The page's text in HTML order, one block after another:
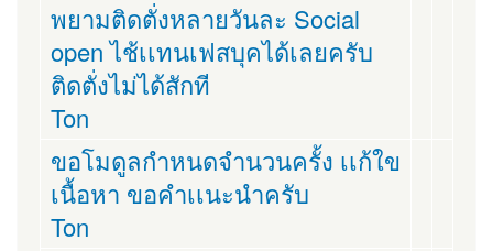
พยามติดตั่งหลายวันละ Social
open ไช้เเทนเฟสบุคได้เลยครับ
ติดตั่งไม่ได้สักที
Ton
ขอโมดูลกำหนดจำนวนครั้ง เเก้ใข
เนื้อหา ขอคำเเนะนำครับ
Ton